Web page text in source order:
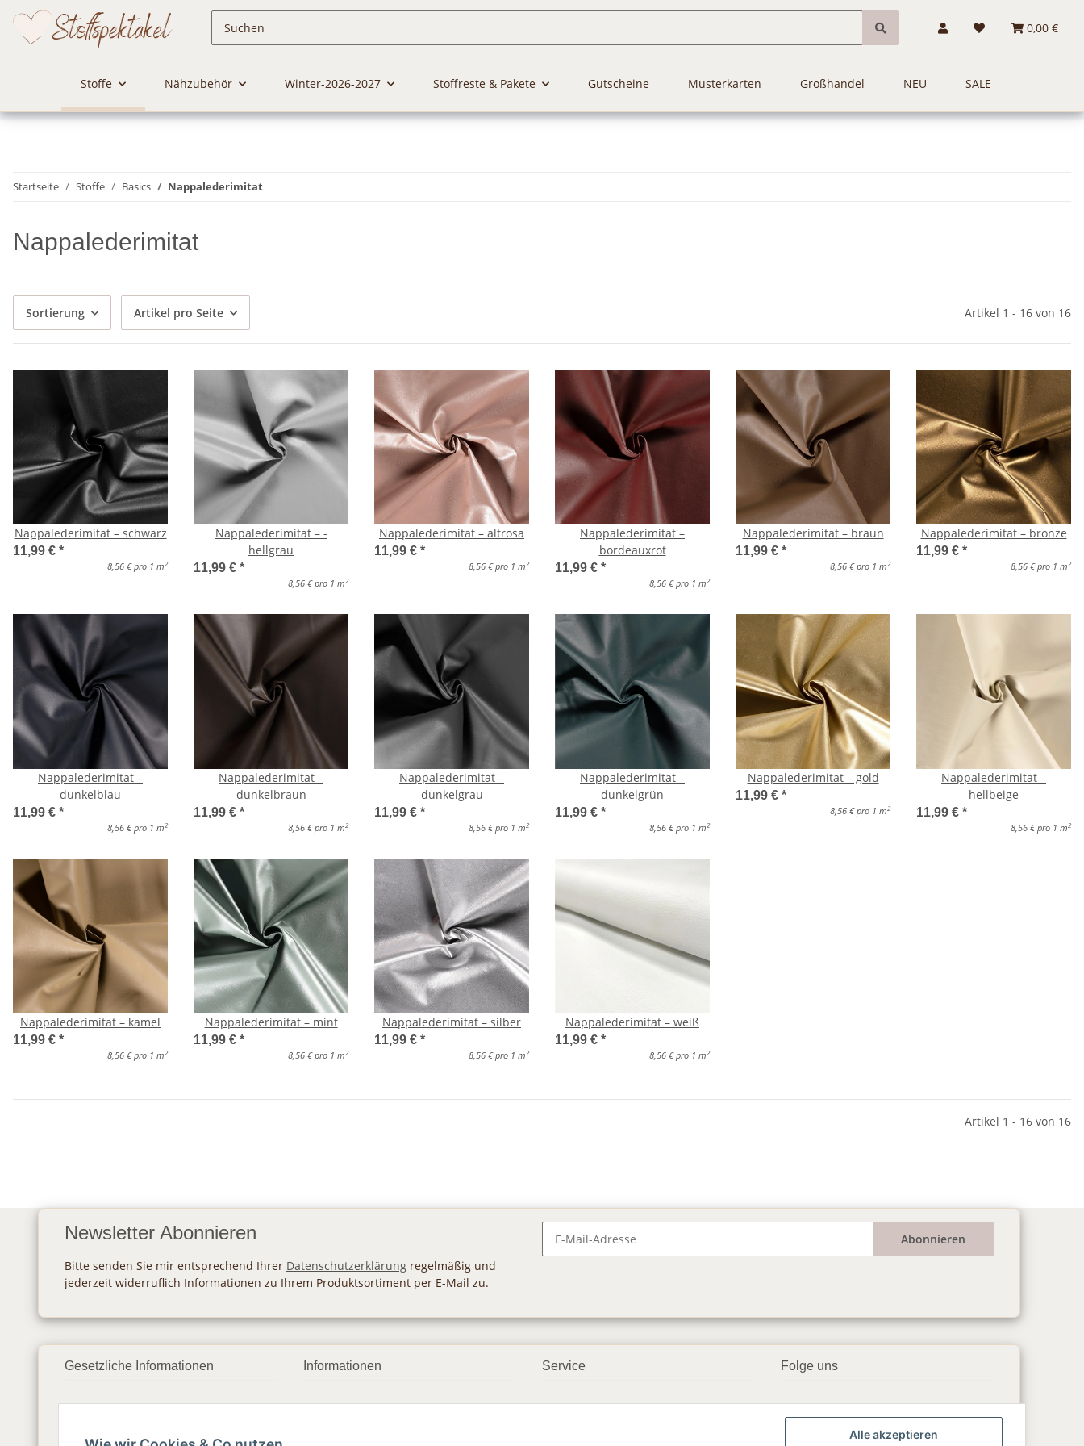
0,00 €
Stoffe Nähzubehör Winter-2026-2027 Stoffreste & Pakete Gutscheine Musterkarten Großhandel NEU SALE
Startseite Stoffe Basics Nappalederimitat
Nappalederimitat
Sortierung Artikel pro Seite Artikel 1 - 16 von 16
Nappalederimitat – schwarz
11,99 € *
8,56 € pro 1 m2
Nappalederimitat – -
hellgrau
11,99 € *
8,56 € pro 1 m2
Nappalederimitat – altrosa
11,99 € *
8,56 € pro 1 m2
Nappalederimitat –
bordeauxrot
11,99 € *
8,56 € pro 1 m2
Nappalederimitat – braun
11,99 € *
8,56 € pro 1 m2
Nappalederimitat – bronze
11,99 € *
8,56 € pro 1 m2
Nappalederimitat –
dunkelblau
11,99 € *
8,56 € pro 1 m2
Nappalederimitat –
dunkelbraun
11,99 € *
8,56 € pro 1 m2
Nappalederimitat –
dunkelgrau
11,99 € *
8,56 € pro 1 m2
Nappalederimitat –
dunkelgrün
11,99 € *
8,56 € pro 1 m2
Nappalederimitat – gold
11,99 € *
8,56 € pro 1 m2
Nappalederimitat –
hellbeige
11,99 € *
8,56 € pro 1 m2
Nappalederimitat – kamel
11,99 € *
8,56 € pro 1 m2
Nappalederimitat – mint
11,99 € *
8,56 € pro 1 m2
Nappalederimitat – silber
11,99 € *
8,56 € pro 1 m2
Nappalederimitat – weiß
11,99 € *
8,56 € pro 1 m2
Artikel 1 - 16 von 16
Newsletter Abonnieren
Bitte senden Sie mir entsprechend Ihrer Datenschutzerklärung regelmäßig und
jederzeit widerruflich Informationen zu Ihrem Produktsortiment per E-Mail zu.
Abonnieren
Gesetzliche Informationen
Datenschutz
AGB
Informationen
Zahlungsmöglichkeiten
Service
Geschenkgutscheine
Folge uns
▶️ YouTube
📘 FacebookAlle akzeptieren